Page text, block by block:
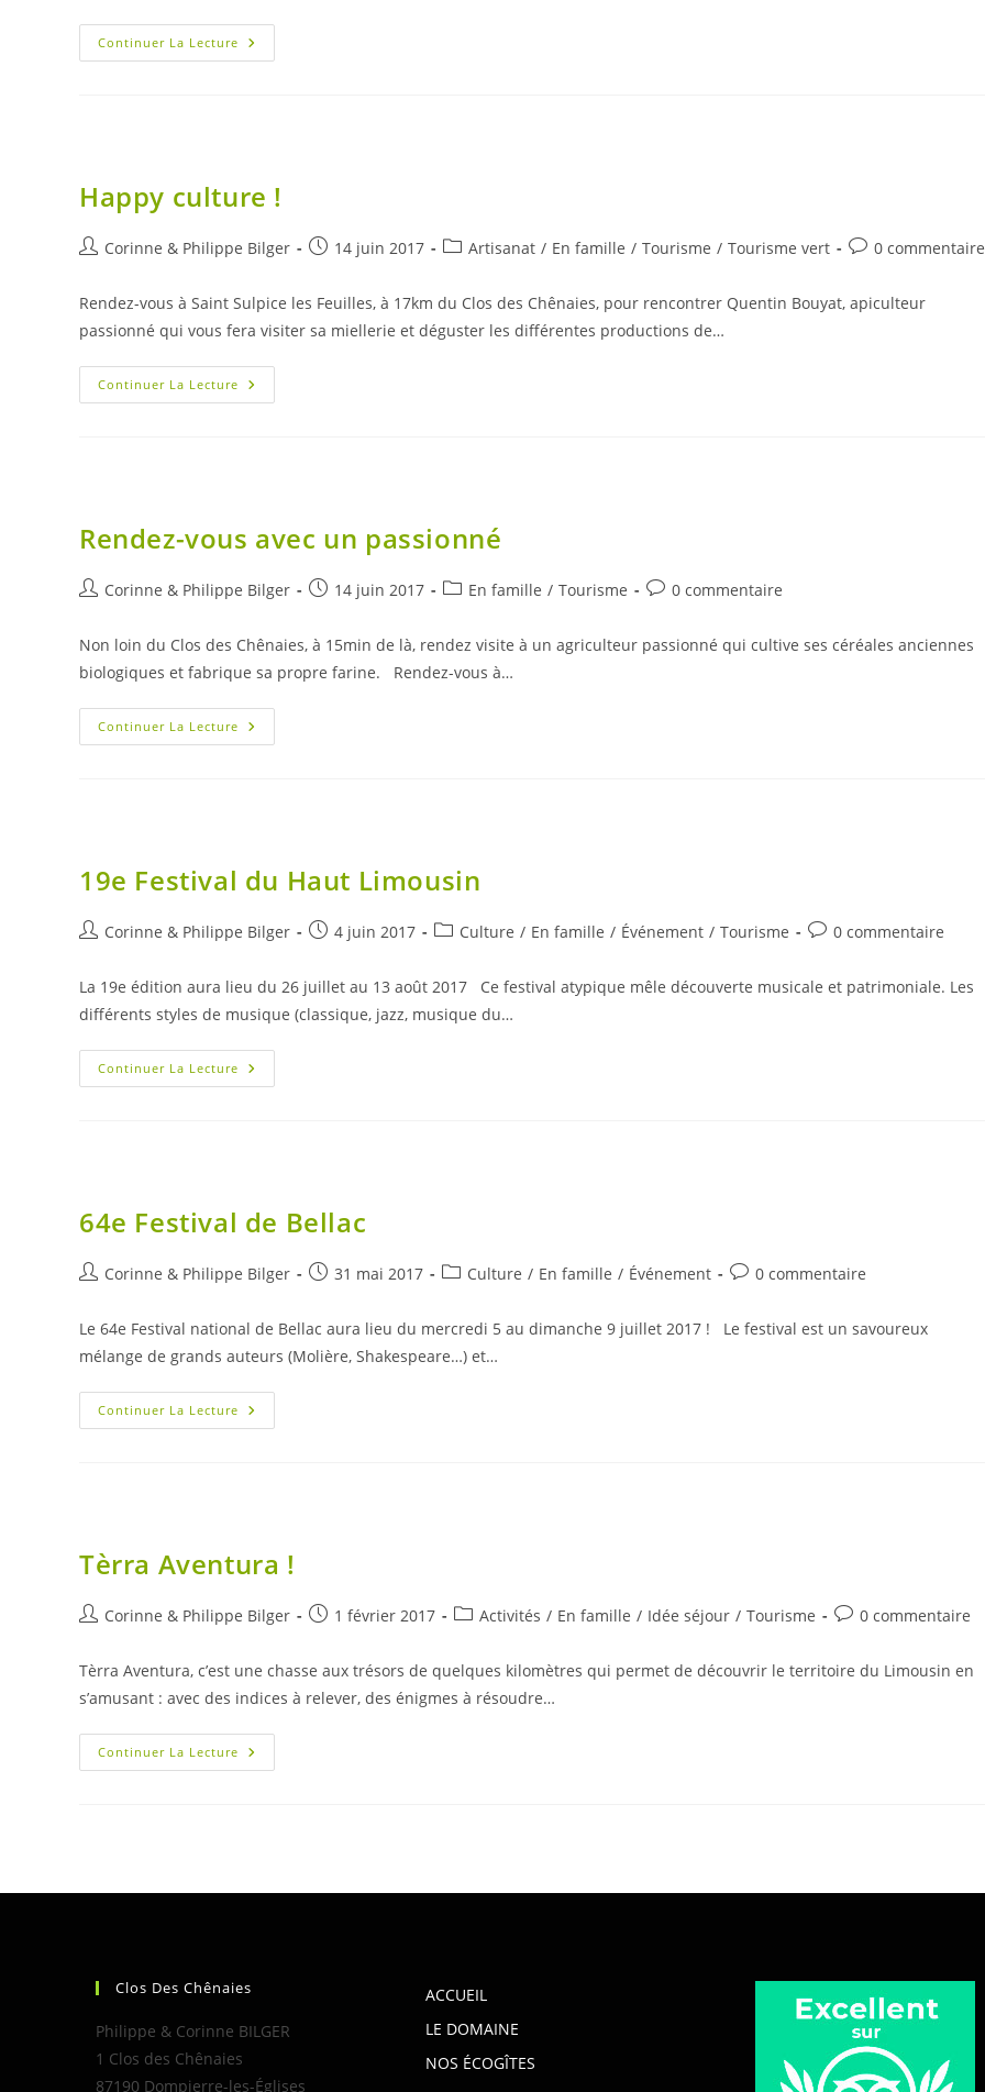
Continuer La Lecture Découverte
Des
Happy culture !
Auteur/autrice
la
publication :
Corinne & Philippe Bilger
Publication
14 juin 2017
PostArtisanat / En famille / Tourisme / Tourisme vert
Commentaires
publication :
0 commentaire
Rendez-vous à Saint Sulpice les Feuilles, à 17km du Clos des Chênaies, pour rencontrer Quentin Bouyat, apiculteur
passionné qui vous fera visiter sa miellerie et déguster les différentes productions de…
Continuer La Lecture Happy
Culture
Rendez-vous avec un passionné
Auteur/autrice
la
publication :
Corinne & Philippe Bilger
Publication
14 juin 2017
PostEn famille / Tourisme
Commentaires
publication :
0 commentaire
Non loin du Clos des Chênaies, à 15min de là, rendez visite à un agriculteur passionné qui cultive ses céréales anciennes
biologiques et fabrique sa propre farine. Rendez-vous à…
Continuer La Lecture Rendez-
Vous
19e Festival du Haut Limousin
Auteur/autrice
la
publication :
Corinne & Philippe Bilger
Publication
4 juin 2017
PostCulture / En famille / Événement / Tourisme
Commentaires
la
publication :
0 commentaire
La 19e édition aura lieu du 26 juillet au 13 août 2017 Ce festival atypique mêle découverte musicale et patrimoniale. Les
différents styles de musique (classique, jazz, musique du…
Continuer La Lecture 19e
Festival
64e Festival de Bellac
Auteur/autrice
la
publication :
Corinne & Philippe Bilger
Publication
31 mai 2017
PostCulture / En famille / Événement
Commentaires
publication :
0 commentaire
Le 64e Festival national de Bellac aura lieu du mercredi 5 au dimanche 9 juillet 2017 ! Le festival est un savoureux
mélange de grands auteurs (Molière, Shakespeare…) et…
Continuer La Lecture 64e
Festival
Tèrra Aventura !
Auteur/autrice
la
publication :
Corinne & Philippe Bilger
Publication
1 février 2017
PostActivités / En famille / Idée séjour / Tourisme
Commentaires
la
publication :
0 commentaire
Tèrra Aventura, c’est une chasse aux trésors de quelques kilomètres qui permet de découvrir le territoire du Limousin en
s’amusant : avec des indices à relever, des énigmes à résoudre…
Continuer La Lecture Tèrra
Aventura
Clos Des Chênaies
Philippe & Corinne BILGER
1 Clos des Chênaies
87190 Dompierre-les-Églises
ACCUEIL
LE DOMAINE
NOS ÉCOGÎTES